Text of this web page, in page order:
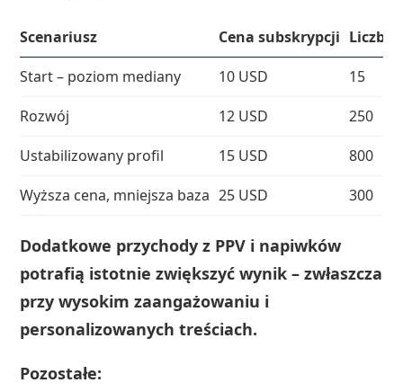
Scenariusz Cena subskrypcji Liczba
Start – poziom mediany
10 USD
15
Rozwój
12 USD
250
Ustabilizowany profil
15 USD
800
Wyższa cena, mniejsza baza 25 USD 300
Dodatkowe przychody z PPV i napiwków
potrafią istotnie zwiększyć wynik – zwłaszcza
przy wysokim zaangażowaniu i
personalizowanych treściach.
Pozostałe: